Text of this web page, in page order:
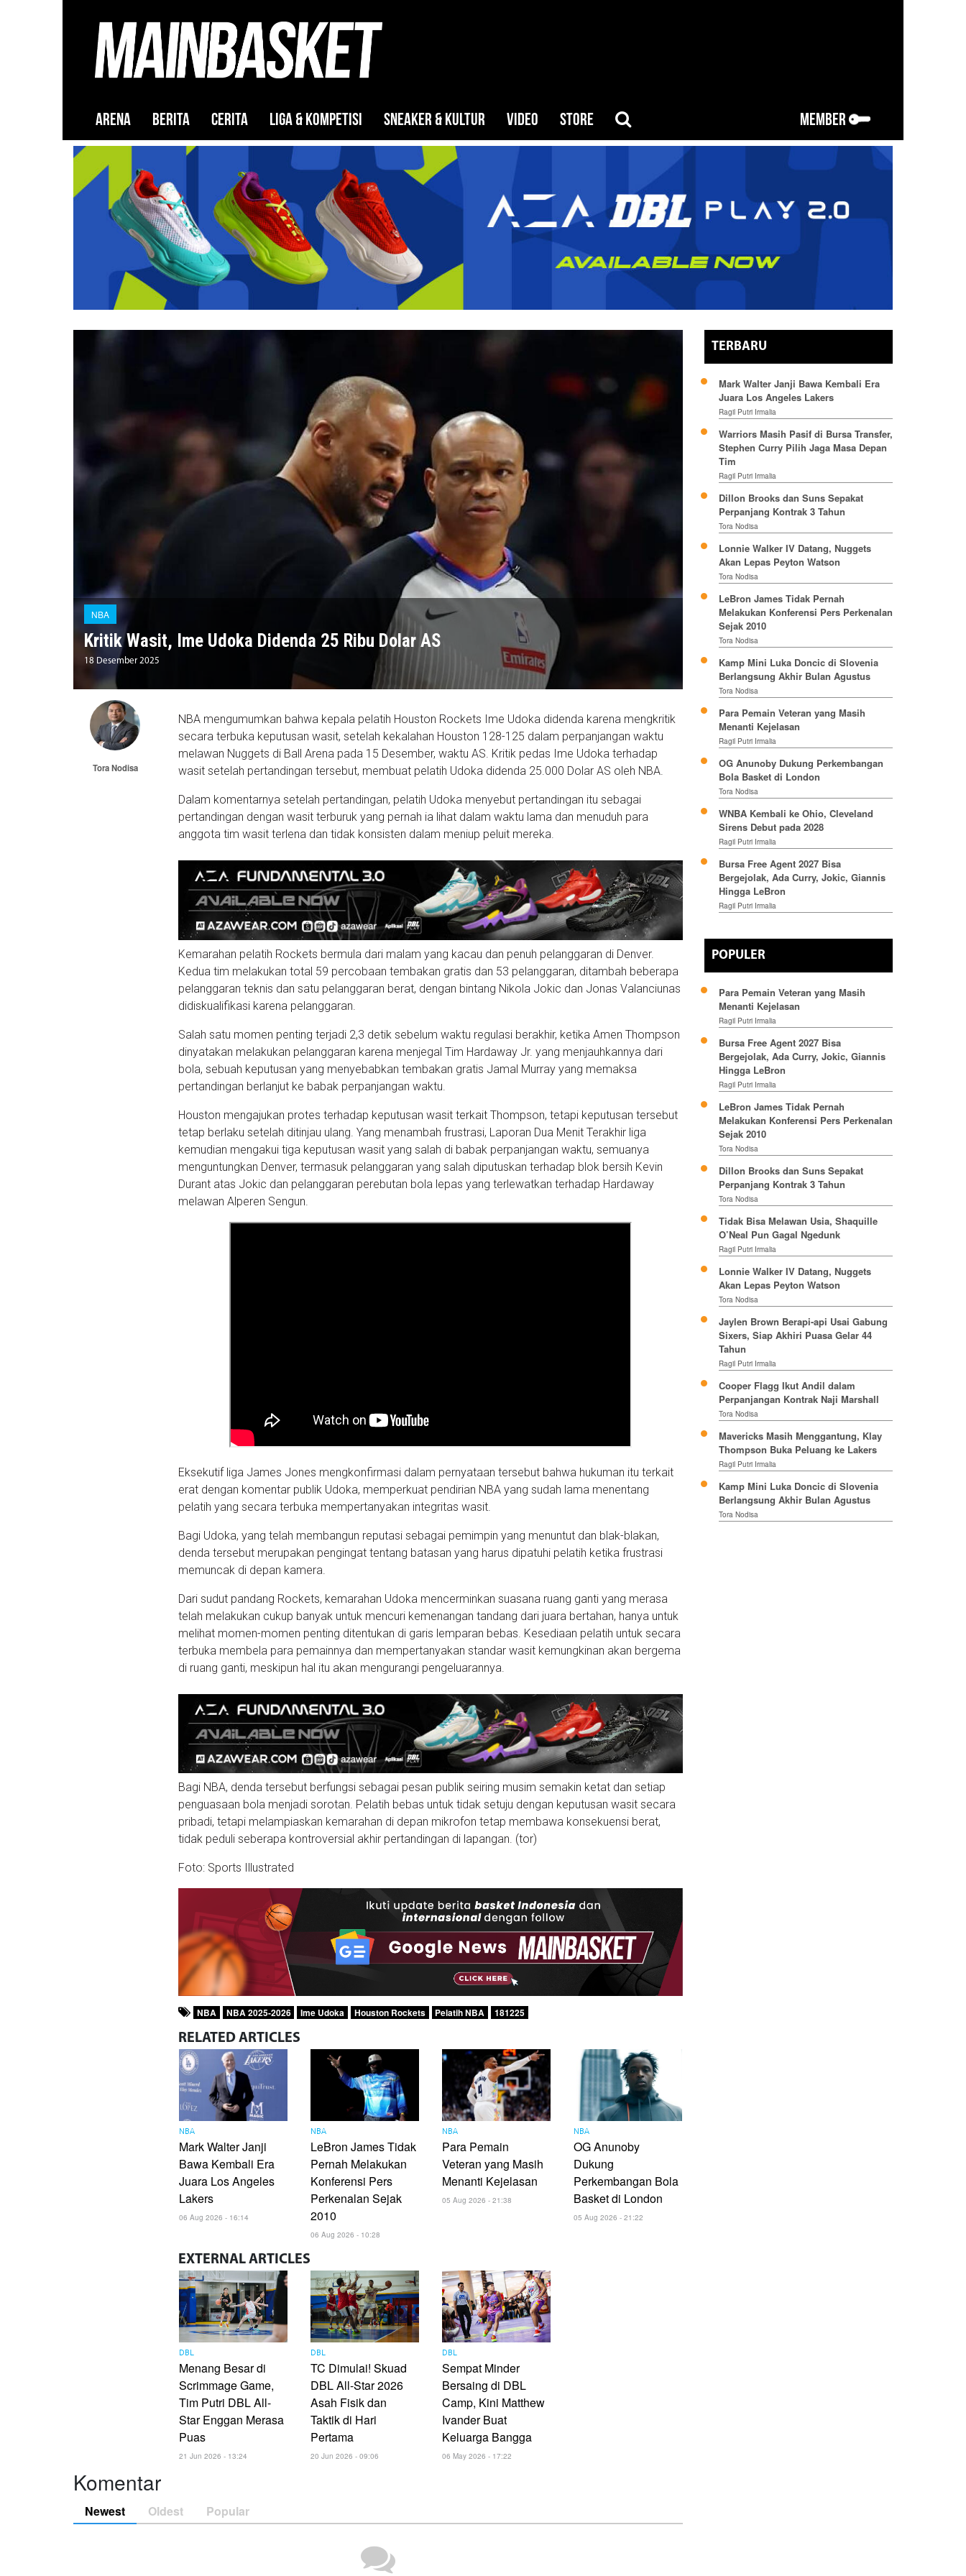
ARENA BERITA CERITA LIGA & KOMPETISI SNEAKER & KULTUR VIDEO STORE MEMBER
NBA
Kritik Wasit, Ime Udoka Didenda 25 Ribu Dolar AS
18 Desember 2025
Tora Nodisa
NBA mengumumkan bahwa kepala pelatih Houston Rockets Ime Udoka didenda karena mengkritik
secara terbuka keputusan wasit, setelah kekalahan Houston 128-125 dalam perpanjangan waktu
melawan Nuggets di Ball Arena pada 15 Desember, waktu AS. Kritik pedas Ime Udoka terhadap
wasit setelah pertandingan tersebut, membuat pelatih Udoka didenda 25.000 Dolar AS oleh NBA.
Dalam komentarnya setelah pertandingan, pelatih Udoka menyebut pertandingan itu sebagai
pertandingan dengan wasit terburuk yang pernah ia lihat dalam waktu lama dan menuduh para
anggota tim wasit terlena dan tidak konsisten dalam meniup peluit mereka.
Kemarahan pelatih Rockets bermula dari malam yang kacau dan penuh pelanggaran di Denver.
Kedua tim melakukan total 59 percobaan tembakan gratis dan 53 pelanggaran, ditambah beberapa
pelanggaran teknis dan satu pelanggaran berat, dengan bintang Nikola Jokic dan Jonas Valanciunas
didiskualifikasi karena pelanggaran.
Salah satu momen penting terjadi 2,3 detik sebelum waktu regulasi berakhir, ketika Amen Thompson
dinyatakan melakukan pelanggaran karena menjegal Tim Hardaway Jr. yang menjauhkannya dari
bola, sebuah keputusan yang menyebabkan tembakan gratis Jamal Murray yang memaksa
pertandingan berlanjut ke babak perpanjangan waktu.
Houston mengajukan protes terhadap keputusan wasit terkait Thompson, tetapi keputusan tersebut
tetap berlaku setelah ditinjau ulang. Yang menambah frustrasi, Laporan Dua Menit Terakhir liga
kemudian mengakui tiga keputusan wasit yang salah di babak perpanjangan waktu, semuanya
menguntungkan Denver, termasuk pelanggaran yang salah diputuskan terhadap blok bersih Kevin
Durant atas Jokic dan pelanggaran perebutan bola lepas yang terlewatkan terhadap Hardaway
melawan Alperen Sengun.
Eksekutif liga James Jones mengkonfirmasi dalam pernyataan tersebut bahwa hukuman itu terkait
erat dengan komentar publik Udoka, memperkuat pendirian NBA yang sudah lama menentang
pelatih yang secara terbuka mempertanyakan integritas wasit.
Bagi Udoka, yang telah membangun reputasi sebagai pemimpin yang menuntut dan blak-blakan,
denda tersebut merupakan pengingat tentang batasan yang harus dipatuhi pelatih ketika frustrasi
memuncak di depan kamera.
Dari sudut pandang Rockets, kemarahan Udoka mencerminkan suasana ruang ganti yang merasa
telah melakukan cukup banyak untuk mencuri kemenangan tandang dari juara bertahan, hanya untuk
melihat momen-momen penting ditentukan di garis lemparan bebas. Kesediaan pelatih untuk secara
terbuka membela para pemainnya dan mempertanyakan standar wasit kemungkinan akan bergema
di ruang ganti, meskipun hal itu akan mengurangi pengeluarannya.
Bagi NBA, denda tersebut berfungsi sebagai pesan publik seiring musim semakin ketat dan setiap
penguasaan bola menjadi sorotan. Pelatih bebas untuk tidak setuju dengan keputusan wasit secara
pribadi, tetapi melampiaskan kemarahan di depan mikrofon tetap membawa konsekuensi berat,
tidak peduli seberapa kontroversial akhir pertandingan di lapangan. (tor)
Foto: Sports Illustrated
NBA NBA 2025-2026 Ime Udoka Houston Rockets Pelatih NBA 181225
RELATED ARTICLES
NBA
Mark Walter Janji
Bawa Kembali Era
Juara Los Angeles
Lakers
06 Aug 2026 - 16:14
NBA
LeBron James Tidak
Pernah Melakukan
Konferensi Pers
Perkenalan Sejak
2010
06 Aug 2026 - 10:28
NBA
Para Pemain
Veteran yang Masih
Menanti Kejelasan
05 Aug 2026 - 21:38
NBA
OG Anunoby
Dukung
Perkembangan Bola
Basket di London
05 Aug 2026 - 21:22
EXTERNAL ARTICLES
DBL
Menang Besar di
Scrimmage Game,
Tim Putri DBL All-
Star Enggan Merasa
Puas
21 Jun 2026 - 13:24
DBL
TC Dimulai! Skuad
DBL All-Star 2026
Asah Fisik dan
Taktik di Hari
Pertama
20 Jun 2026 - 09:06
DBL
Sempat Minder
Bersaing di DBL
Camp, Kini Matthew
Ivander Buat
Keluarga Bangga
06 May 2026 - 17:22
Komentar
Newest Oldest Popular
TERBARU
Mark Walter Janji Bawa Kembali Era
Juara Los Angeles Lakers
Ragil Putri Irmalia
Warriors Masih Pasif di Bursa Transfer,
Stephen Curry Pilih Jaga Masa Depan
Tim
Ragil Putri Irmalia
Dillon Brooks dan Suns Sepakat
Perpanjang Kontrak 3 Tahun
Tora Nodisa
Lonnie Walker IV Datang, Nuggets
Akan Lepas Peyton Watson
Tora Nodisa
LeBron James Tidak Pernah
Melakukan Konferensi Pers Perkenalan
Sejak 2010
Tora Nodisa
Kamp Mini Luka Doncic di Slovenia
Berlangsung Akhir Bulan Agustus
Tora Nodisa
Para Pemain Veteran yang Masih
Menanti Kejelasan
Ragil Putri Irmalia
OG Anunoby Dukung Perkembangan
Bola Basket di London
Tora Nodisa
WNBA Kembali ke Ohio, Cleveland
Sirens Debut pada 2028
Ragil Putri Irmalia
Bursa Free Agent 2027 Bisa
Bergejolak, Ada Curry, Jokic, Giannis
Hingga LeBron
Ragil Putri Irmalia
POPULER
Para Pemain Veteran yang Masih
Menanti Kejelasan
Ragil Putri Irmalia
Bursa Free Agent 2027 Bisa
Bergejolak, Ada Curry, Jokic, Giannis
Hingga LeBron
Ragil Putri Irmalia
LeBron James Tidak Pernah
Melakukan Konferensi Pers Perkenalan
Sejak 2010
Tora Nodisa
Dillon Brooks dan Suns Sepakat
Perpanjang Kontrak 3 Tahun
Tora Nodisa
Tidak Bisa Melawan Usia, Shaquille
O’Neal Pun Gagal Ngedunk
Ragil Putri Irmalia
Lonnie Walker IV Datang, Nuggets
Akan Lepas Peyton Watson
Tora Nodisa
Jaylen Brown Berapi-api Usai Gabung
Sixers, Siap Akhiri Puasa Gelar 44
Tahun
Ragil Putri Irmalia
Cooper Flagg Ikut Andil dalam
Perpanjangan Kontrak Naji Marshall
Tora Nodisa
Mavericks Masih Menggantung, Klay
Thompson Buka Peluang ke Lakers
Ragil Putri Irmalia
Kamp Mini Luka Doncic di Slovenia
Berlangsung Akhir Bulan Agustus
Tora Nodisa